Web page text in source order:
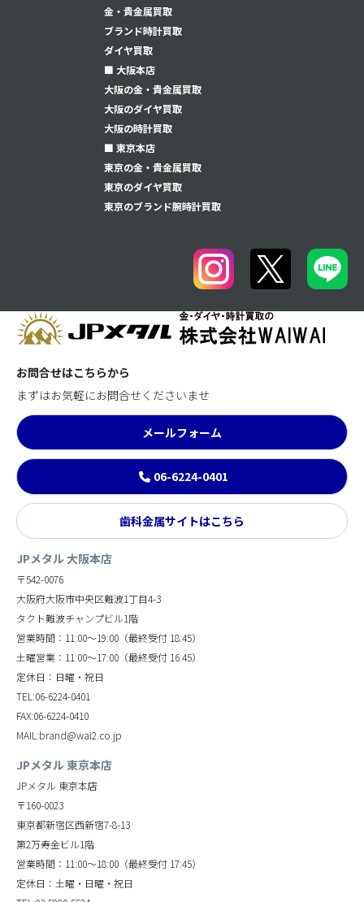
金・貴金属買取
ブランド時計買取
ダイヤ買取
■ 大阪本店
大阪の金・貴金属買取
大阪のダイヤ買取
大阪の時計買取
■ 東京本店
東京の金・貴金属買取
東京のダイヤ買取
東京のブランド腕時計買取
お問合せはこちらから
まずはお気軽にお問合せくださいませ
メールフォーム
06-6224-0401
歯科金属サイトはこちら
JPメタル 大阪本店
〒542-0076
大阪府大阪市中央区難波1丁目4-3
タクト難波チャンプビル1階
営業時間：11:00～19:00（最終受付 18:45）
土曜営業：11:00～17:00（最終受付 16:45）
定休日：日曜・祝日
TEL:06-6224-0401
FAX:06-6224-0410
MAIL:brand@wai2.co.jp
JPメタル 東京本店
JPメタル 東京本店
〒160-0023
東京都新宿区西新宿7-8-13
第2万寿金ビル1階
営業時間：11:00～18:00（最終受付 17:45）
定休日：土曜・日曜・祝日